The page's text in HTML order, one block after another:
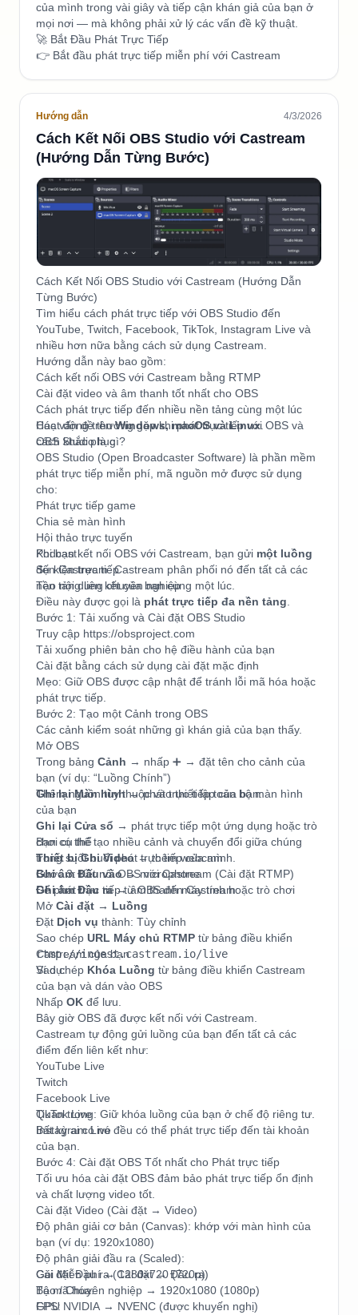
của mình trong vài giây và tiếp cận khán giả của bạn ở
mọi nơi — mà không phải xử lý các vấn đề kỹ thuật.
🚀 Bắt Đầu Phát Trực Tiếp
👉 Bắt đầu phát trực tiếp miễn phí với Castream
Hướng dẫn 4/3/2026
Cách Kết Nối OBS Studio với Castream
(Hướng Dẫn Từng Bước)
Cách Kết Nối OBS Studio với Castream (Hướng Dẫn
Từng Bước)
Tìm hiểu cách phát trực tiếp với OBS Studio đến
YouTube, Twitch, Facebook, TikTok, Instagram Live và
nhiều hơn nữa bằng cách sử dụng Castream.
Hướng dẫn này bao gồm:
Cách kết nối OBS với Castream bằng RTMP
Cài đặt video và âm thanh tốt nhất cho OBS
Cách phát trực tiếp đến nhiều nền tảng cùng một lúc
Các vấn đề thường gặp khi phát trực tiếp với OBS và
cách khắc phục
Hoạt động trênWindows, macOS và Linux.
OBS Studio là gì?
OBS Studio (Open Broadcaster Software) là phần mềm
phát trực tiếp miễn phí, mã nguồn mở được sử dụng
cho:
Phát trực tiếp game
Chia sẻ màn hình
Hội thảo trực tuyến
Podcast
Sự kiện trực tiếp
Tạo nội dung chuyên nghiệp
Khi bạn kết nối OBS với Castream, bạn gửi một luồng
đến Castream. Castream phân phối nó đến tất cả các
nền tảng liên kết của bạn cùng một lúc.
Điều này được gọi là phát trực tiếp đa nền tảng.
Bước 1: Tải xuống và Cài đặt OBS Studio
Truy cập https://obsproject.com
Tải xuống phiên bản cho hệ điều hành của bạn
Cài đặt bằng cách sử dụng cài đặt mặc định
Mẹo: Giữ OBS được cập nhật để tránh lỗi mã hóa hoặc
phát trực tiếp.
Bước 2: Tạo một Cảnh trong OBS
Các cảnh kiểm soát những gì khán giả của bạn thấy.
Mở OBS
Trong bảng Cảnh → nhấp ➕ → đặt tên cho cảnh của
bạn (ví dụ: “Luồng Chính”)
Thêm nguồn tùy thuộc vào thiết lập của bạn:
Ghi lại Màn hình→ phát trực tiếp toàn bộ màn hình
của bạn
Ghi lại Cửa sổ → phát trực tiếp một ứng dụng hoặc trò
chơi cụ thể
Thiết bị Ghi Video→ thêm webcam
Ghi âm Đầu vào→ microphone
Ghi âm Đầu ra→ âm thanh máy tính hoặc trò chơi
Bạn có thể tạo nhiều cảnh và chuyển đổi giữa chúng
trong suốt buổi phát trực tiếp của mình.
Bước 3: Kết nối OBS với Castream (Cài đặt RTMP)
Để phát trực tiếp từ OBS đến Castream:
Mở Cài đặt → Luồng
Đặt Dịch vụ thành: Tùy chỉnh
Sao chép URL Máy chủ RTMP từ bảng điều khiển
Castream của bạn
Ví dụ:
Sao chép Khóa Luồng từ bảng điều khiển Castream
của bạn và dán vào OBS
Nhấp OK để lưu.
Bây giờ OBS đã được kết nối với Castream.
Castream tự động gửi luồng của bạn đến tất cả các
điểm đến liên kết như:
YouTube Live
Twitch
Facebook Live
TikTok Live
Instagram Live
Quan trọng: Giữ khóa luồng của bạn ở chế độ riêng tư.
Bất kỳ ai có nó đều có thể phát trực tiếp đến tài khoản
của bạn.
Bước 4: Cài đặt OBS Tốt nhất cho Phát trực tiếp
Tối ưu hóa cài đặt OBS đảm bảo phát trực tiếp ổn định
và chất lượng video tốt.
Cài đặt Video (Cài đặt → Video)
Độ phân giải cơ bản (Canvas): khớp với màn hình của
bạn (ví dụ: 1920x1080)
Độ phân giải đầu ra (Scaled):
Gói Miễn phí → 1280x720 (720p)
Tạo / Chuyên nghiệp → 1920x1080 (1080p)
FPS:
Cài đặt Đầu ra (Cài đặt → Đầu ra)
Bộ mã hóa:
GPU NVIDIA → NVENC (được khuyến nghị)